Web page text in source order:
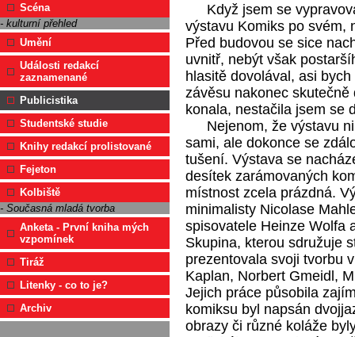
Scéna
- kulturní přehled
Umění
Události redakcí
zaznamenané
Publicistika
Studentské studie
Knihy redakcí prolistované
Fejeton
Kolbiště
- Současná mladá tvorba
Anketa - První kniha mých
vzpomínek
Tiráž
Litenky - co to je?
Archiv
Když jsem se
výstavu Komiks po svém,
Před budovou se sice
uvnitř, nebýt však
hlasitě dovolával, asi
závěsu nakonec
konala, nestačila jsem se
Nejenom, že výstavu
sami, ale dokonce se
tušení. Výstava se
desítek zarámovaných
místnost zcela prázdná.
minimalisty Nicolase
spisovatele Heinze Wolfa
Skupina, kterou sdružuje
prezentovala svoji tvorbu
Kaplan, Norbert Gmeidl,
Jejich práce působila
komiksu byl napsán
obrazy či různé koláže